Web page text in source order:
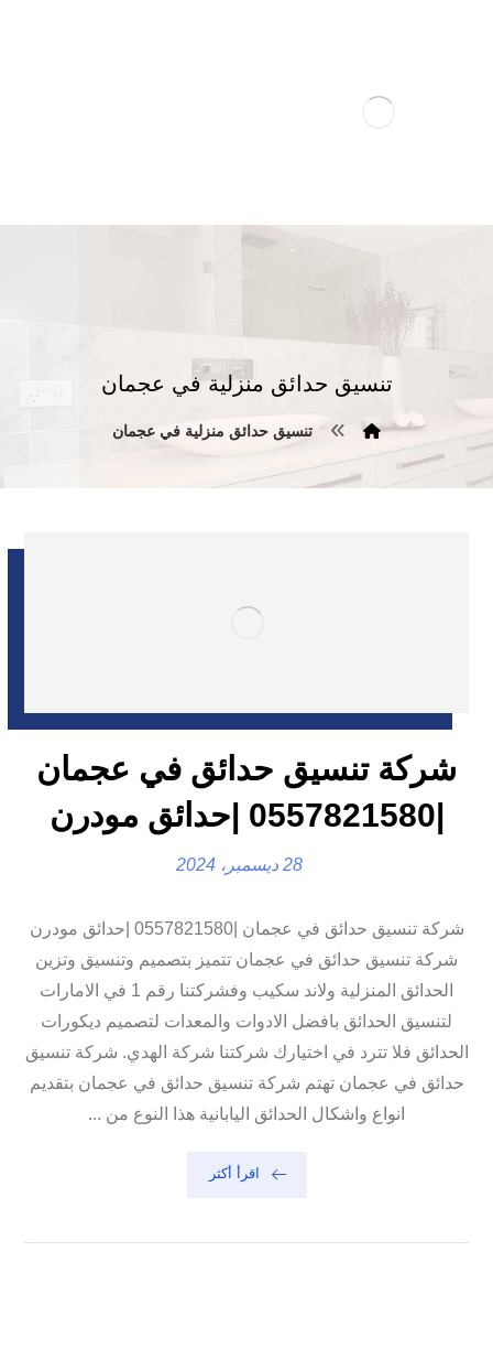
تنسيق حدائق منزلية في عجمان
تنسيق حدائق منزلية في عجمان
شركة تنسيق حدائق في عجمان
|0557821580 |حدائق مودرن
28 ديسمبر، 2024
شركة تنسيق حدائق في عجمان |0557821580 |حدائق مودرن
شركة تنسيق حدائق في عجمان تتميز بتصميم وتنسيق وتزين
الحدائق المنزلية ولاند سكيب وفشركتنا رقم 1 في الامارات
لتنسيق الحدائق بافضل الادوات والمعدات لتصميم ديكورات
الحدائق فلا تترد في اختيارك شركتنا شركة الهدي. شركة تنسيق
حدائق في عجمان تهتم شركة تنسيق حدائق في عجمان بتقديم
انواع واشكال الحدائق اليابانية هذا النوع من ...
اقرأ أكثر